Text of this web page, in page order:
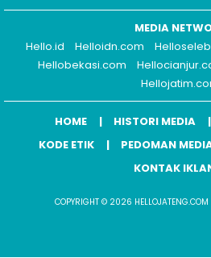
MEDIA
Hello.id
Helloidn.com
Hellobekasi.com
HOME HISTORI MEDIA
KODE ETIK
PEDOMAN
KONTAK
COPYRIGHT © 2026